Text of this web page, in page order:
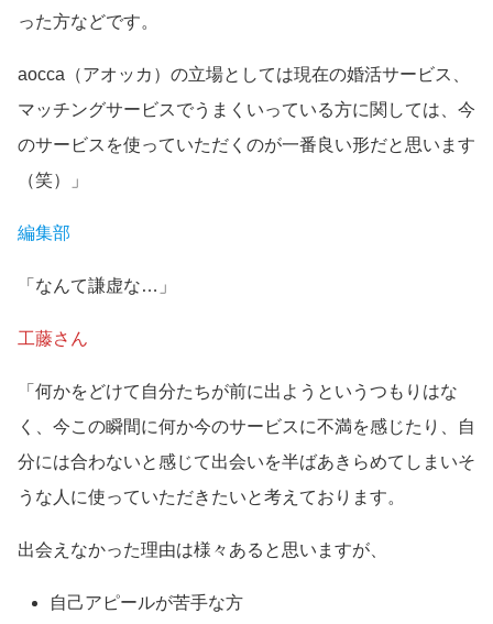
った方などです。
aocca（アオッカ）の立場としては現在の婚活サービス、
マッチングサービスでうまくいっている方に関しては、今
のサービスを使っていただくのが一番良い形だと思います
（笑）」
編集部
「なんて謙虚な…」
工藤さん
「何かをどけて自分たちが前に出ようというつもりはな
く、今この瞬間に何か今のサービスに不満を感じたり、自
分には合わないと感じて出会いを半ばあきらめてしまいそ
うな人に使っていただきたいと考えております。
出会えなかった理由は様々あると思いますが、
自己アピールが苦手な方